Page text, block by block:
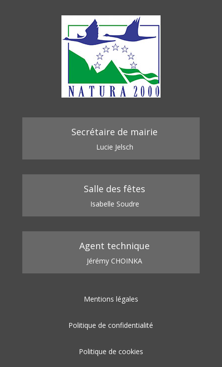
Secrétaire de mairie
Lucie Jelsch
Salle des fêtes
Isabelle Soudre
Agent technique
Jérémy CHOINKA
Mentions légales
Politique de confidentialité
Politique de cookies